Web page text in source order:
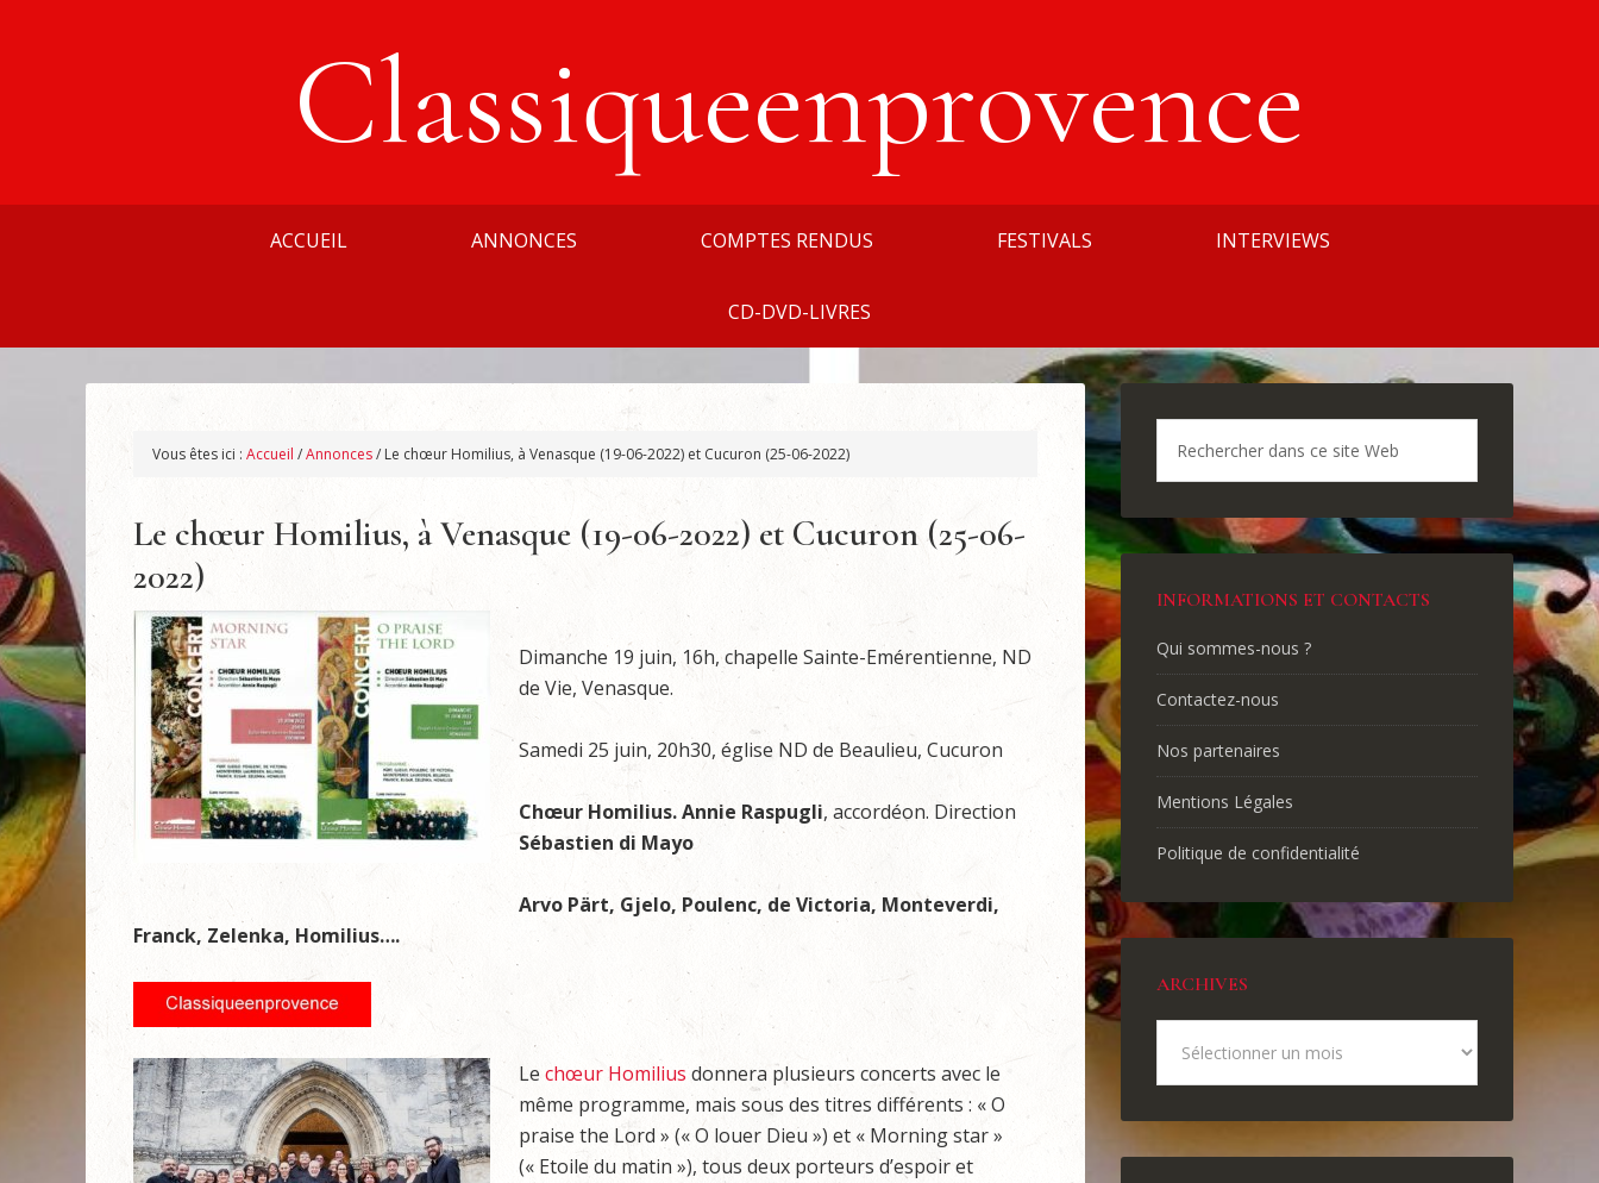
Classiqueenprovence
ACCUEIL ANNONCES COMPTES RENDUS FESTIVALS INTERVIEWS
CD-DVD-LIVRES
Vous êtes ici : Accueil /Annonces/ Le chœur Homilius, à Venasque (19-06-2022) et Cucuron (25-06-2022)
Le chœur Homilius, à Venasque (19-06-2022) et Cucuron (25-06-
2022)
Dimanche 19 juin, 16h, chapelle Sainte-Emérentienne, ND
de Vie, Venasque.
Samedi 25 juin, 20h30, église ND de Beaulieu, Cucuron
Chœur Homilius. Annie Raspugli, accordéon. Direction
Sébastien di Mayo
Arvo Pärt, Gjelo, Poulenc, de Victoria, Monteverdi,
Franck, Zelenka, Homilius….
Le chœur Homilius donnera plusieurs concerts avec le
même programme, mais sous des titres différents : « O
praise the Lord » (« O louer Dieu ») et « Morning star »
(« Etoile du matin »), tous deux porteurs d’espoir et
INFORMATIONS ET CONTACTS
Qui sommes-nous ?
Contactez-nous
Nos partenaires
Mentions Légales
Politique de confidentialité
ARCHIVES